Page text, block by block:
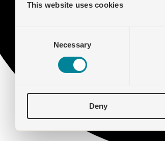
This website uses cookies
Necessary
Deny